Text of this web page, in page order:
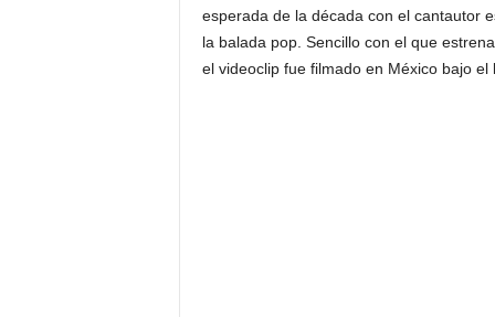
esperada de la década con el cantautor
la balada pop. Sencillo con el que
el videoclip fue filmado en México bajo el